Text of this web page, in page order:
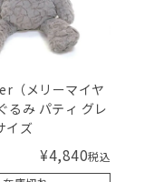
（メリーマイヤ
るみ パティ グレ
イズ
¥4,840税込